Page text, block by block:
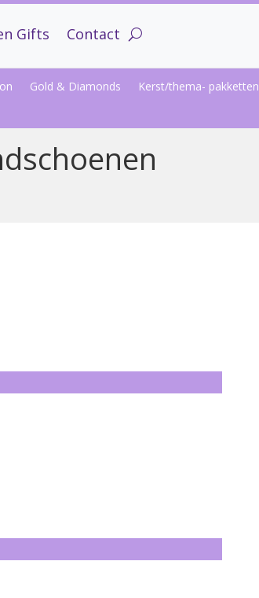
Gifts Contact
Gold & Diamonds Kerst/thema- pakketten